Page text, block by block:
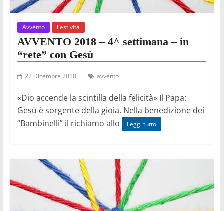
Avvento Festività
AVVENTO 2018 – 4^ settimana – in
“rete” con Gesù
22 Dicembre 2018 avvento
«Dio accende la scintilla della felicità» Il Papa:
Gesù è sorgente della gioia. Nella benedizione dei
“Bambinelli” il richiamo allo
Leggi tutto